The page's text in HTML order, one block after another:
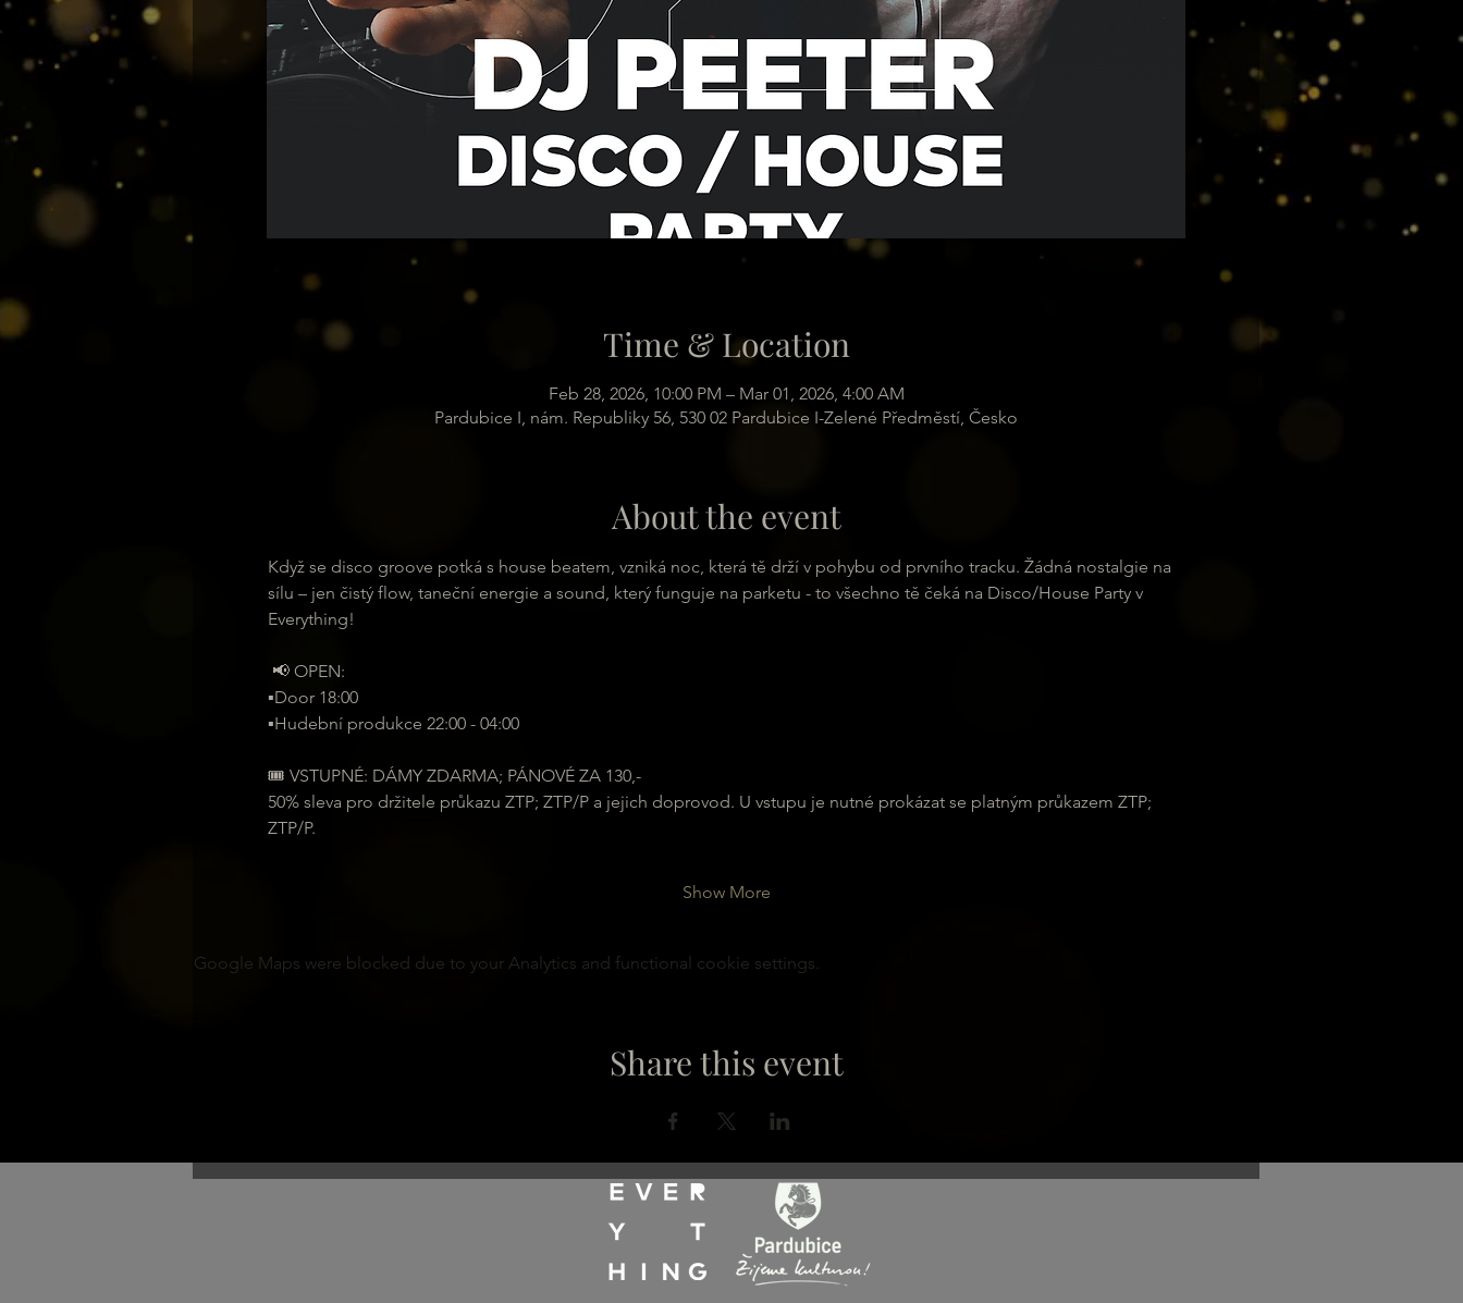
Time & Location
Feb 28, 2026, 10:00 PM – Mar 01, 2026, 4:00 AM
Pardubice I, nám. Republiky 56, 530 02 Pardubice I-Zelené Předměstí, Česko
About the event
Když se disco groove potká s house beatem, vzniká noc, která tě drží v pohybu od prvního tracku. Žádná nostalgie na
sílu – jen čistý flow, taneční energie a sound, který funguje na parketu - to všechno tě čeká na Disco/House Party v
Everything!
📢 OPEN:
▪️Door 18:00
▪️Hudební produkce 22:00 - 04:00
🎟 VSTUPNÉ: DÁMY ZDARMA; PÁNOVÉ ZA 130,-
50% sleva pro držitele průkazu ZTP; ZTP/P a jejich doprovod. U vstupu je nutné prokázat se platným průkazem ZTP;
ZTP/P.
Show More
Google Maps were blocked due to your Analytics and functional cookie settings.
Share this event